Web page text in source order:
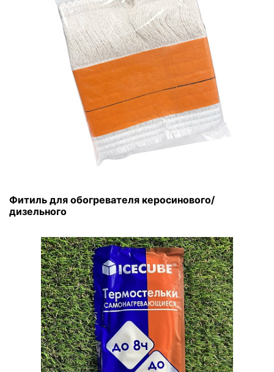
Фитиль для обогревателя керосинового/
дизельного